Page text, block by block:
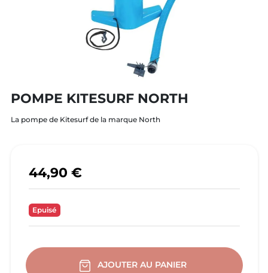
POMPE KITESURF NORTH
La pompe de Kitesurf de la marque North
44,90 €
Epuisé
AJOUTER AU PANIER